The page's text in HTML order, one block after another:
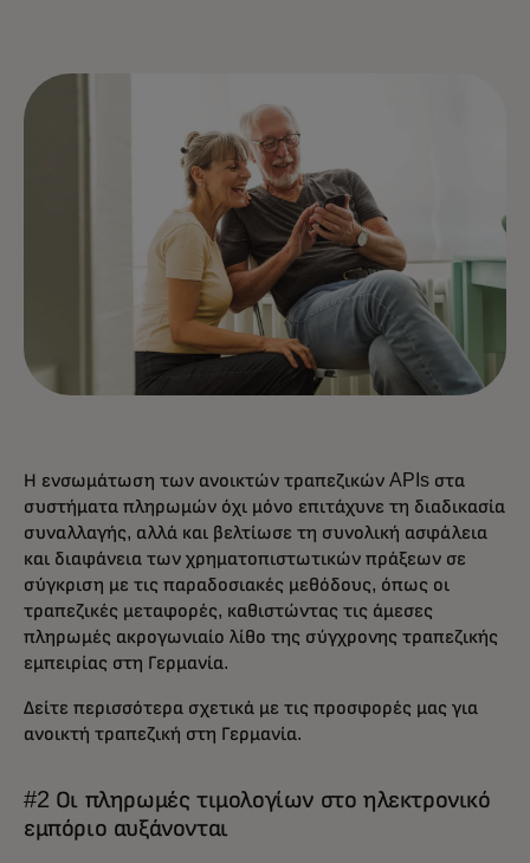
Η ενσωμάτωση των ανοικτών τραπεζικών APIs στα
συστήματα πληρωμών όχι μόνο επιτάχυνε τη διαδικασία
συναλλαγής, αλλά και βελτίωσε τη συνολική ασφάλεια
και διαφάνεια των χρηματοπιστωτικών πράξεων σε
σύγκριση με τις παραδοσιακές μεθόδους, όπως οι
τραπεζικές μεταφορές, καθιστώντας τις άμεσες
πληρωμές ακρογωνιαίο λίθο της σύγχρονης τραπεζικής
εμπειρίας στη Γερμανία.
Δείτε περισσότερα σχετικά με τις προσφορές μας για
ανοικτή τραπεζική στη Γερμανία.
#2 Οι πληρωμές τιμολογίων στο ηλεκτρονικό
εμπόριο αυξάνονται